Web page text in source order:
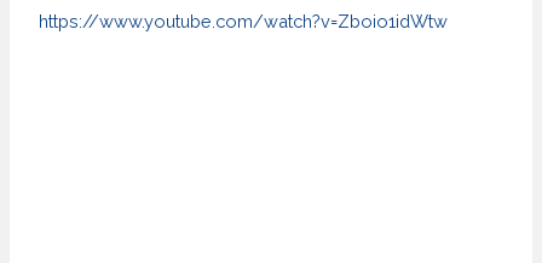
https://www.youtube.com/watch?v=Zboio1idWtw